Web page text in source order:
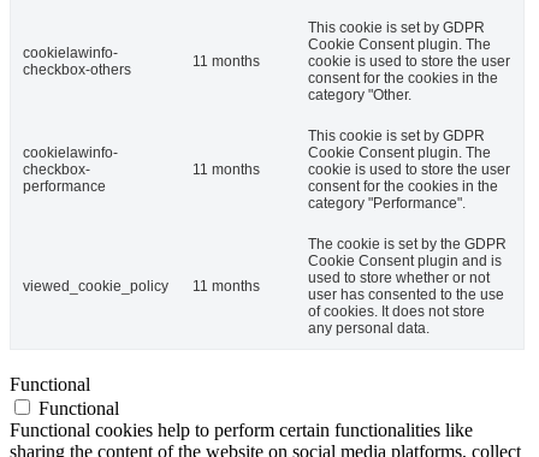
cookielawinfo-
checkbox-others
11 months
This cookie is set by GDPR
Cookie Consent plugin. The
cookie is used to store the user
consent for the cookies in the
category "Other.
cookielawinfo-
checkbox-
performance
11 months
This cookie is set by GDPR
Cookie Consent plugin. The
cookie is used to store the user
consent for the cookies in the
category "Performance".
viewed_cookie_policy 11 months
The cookie is set by the GDPR
Cookie Consent plugin and is
used to store whether or not
user has consented to the use
of cookies. It does not store
any personal data.
Functional
Functional
Functional cookies help to perform certain functionalities like
sharing the content of the website on social media platforms, collect